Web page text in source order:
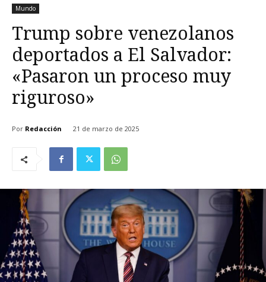
Mundo
Trump sobre venezolanos
deportados a El Salvador:
«Pasaron un proceso muy
riguroso»
Por Redacción 21 de marzo de 2025